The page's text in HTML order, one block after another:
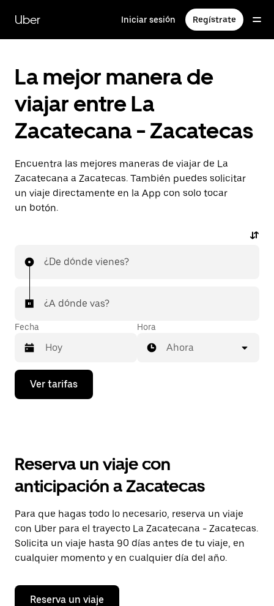
contenido
principal
Uber Iniciar sesión Regístrate
La mejor manera de
viajar entre La
Zacatecana - Zacatecas
Encuentra las mejores maneras de viajar de La
Zacatecana a Zacatecas. También puedes solicitar
un viaje directamente en la App con solo tocar
un botón.
¿De dónde vienes?
¿A dónde vas?
Fecha
Presiona
flecha
el
y
selecciona
una
fecha.
Presiona
la
tecla Esc
para
el
calendario.
Hora
Ahora
Ver tarifas
Reserva un viaje con
anticipación a Zacatecas
Para que hagas todo lo necesario, reserva un viaje
con Uber para el trayecto La Zacatecana - Zacatecas.
Solicita un viaje hasta 90 días antes de tu viaje, en
cualquier momento y en cualquier día del año.
Reserva un viaje